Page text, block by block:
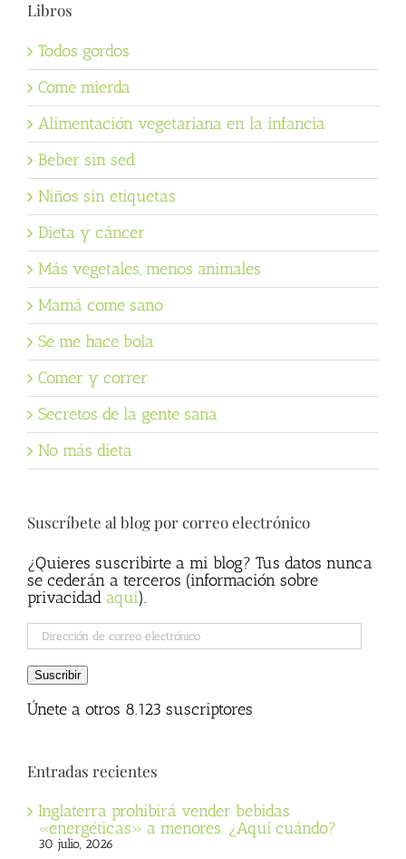
Libros
Todos gordos
Come mierda
Alimentación vegetariana en la infancia
Beber sin sed
Niños sin etiquetas
Dieta y cáncer
Más vegetales, menos animales
Mamá come sano
Se me hace bola
Comer y correr
Secretos de la gente sana
No más dieta
Suscríbete al blog por correo electrónico
¿Quieres suscribirte a mi blog? Tus datos nunca
se cederán a terceros (información sobre
privacidad aqui).
Dirección
de
correo
electrónico
Suscribir
Únete a otros 8.123 suscriptores
Entradas recientes
Inglaterra prohibirá vender bebidas
«energéticas» a menores. ¿Aquí cuándo?
30 julio, 2026